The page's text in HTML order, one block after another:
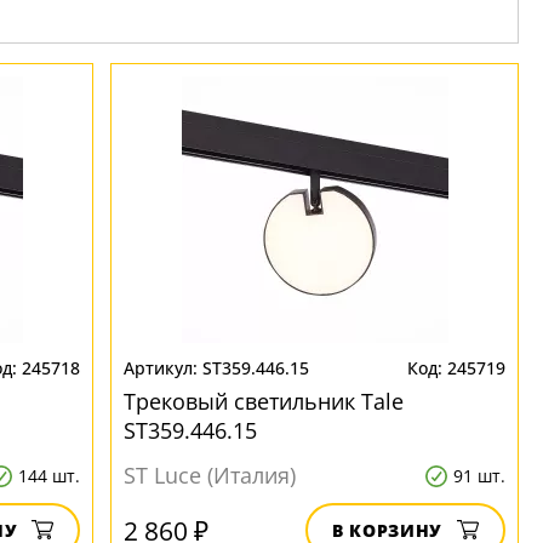
245718
144 шт.
ST359.446.15 245719
Трековый светильник Tale
ST359.446.15
ST Luce (Италия)
91 шт.
2 860 ₽ В КОРЗИНУ